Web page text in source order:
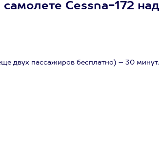
Cessna-172
двух пассажиров бесплатно) – 30 минут.